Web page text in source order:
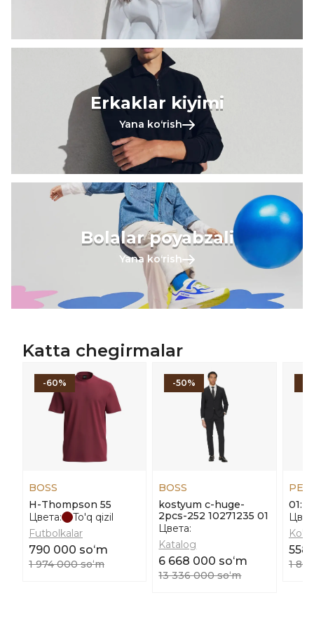
Erkaklar kiyimi
Yana koʻrish
Bolalar poyabzali
Yana koʻrish
Katta chegirmalar
-60%
BOSS
H-Thompson 55
Цвета:
To'q qizil
Futbolkalar
790 000 soʻm
1 974 000 soʻm
-50%
BOSS
kostyum c-huge-
2pcs-252 10271235 01
Цвета:
Katalog
6 668 000 soʻm
13 336 000 soʻm
01:
558
1